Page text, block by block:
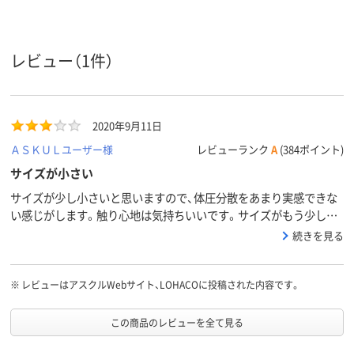
レビュー（1件）
2020年9月11日
ＡＳＫＵＬユーザー様
レビューランク A (384ポイント)
サイズが小さい
サイズが少し小さいと思いますので、体圧分散をあまり実感できな
い感じがします。触り心地は気持ちいいです。サイズがもう少し大
続きを見る
※ レビューはアスクルWebサイト、LOHACOに投稿された内容です。
この商品のレビューを全て見る